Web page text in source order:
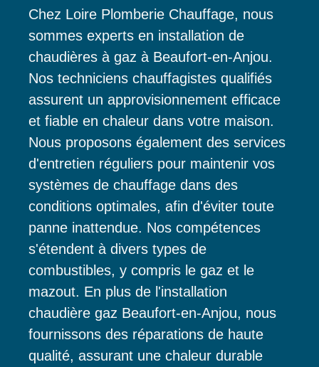
Chez Loire Plomberie Chauffage, nous
sommes experts en installation de
chaudières à gaz à Beaufort-en-Anjou.
Nos techniciens chauffagistes qualifiés
assurent un approvisionnement efficace
et fiable en chaleur dans votre maison.
Nous proposons également des services
d'entretien réguliers pour maintenir vos
systèmes de chauffage dans des
conditions optimales, afin d'éviter toute
panne inattendue. Nos compétences
s'étendent à divers types de
combustibles, y compris le gaz et le
mazout. En plus de l'installation
chaudière gaz Beaufort-en-Anjou, nous
fournissons des réparations de haute
qualité, assurant une chaleur durable